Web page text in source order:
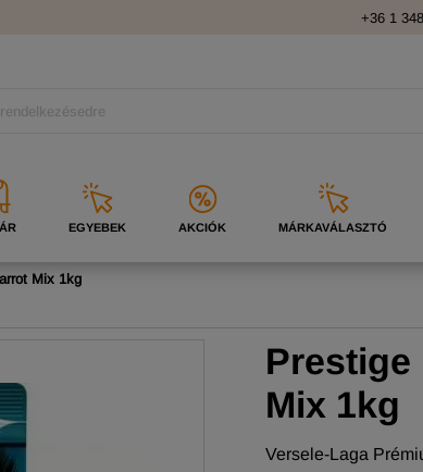
+36 1
EGYEBEK AKCIÓK MÁRKAVÁLASZTÓ
Mix 1kg
Prestige
Mix 1kg
Versele-Laga